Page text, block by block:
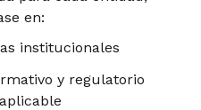
en:
institucionales
y regulatorio
aplicable